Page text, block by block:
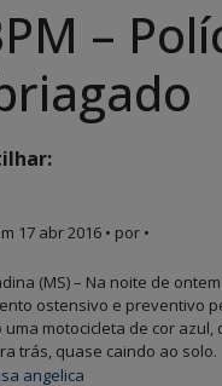
–
17 abr 2016 • por •
(MS) – Na noite de
ostensivo e preventivo
uma motocicleta de cor
trás, quase caindo ao solo.